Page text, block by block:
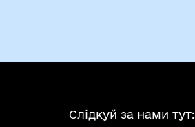
Слідкуй за нами тут: